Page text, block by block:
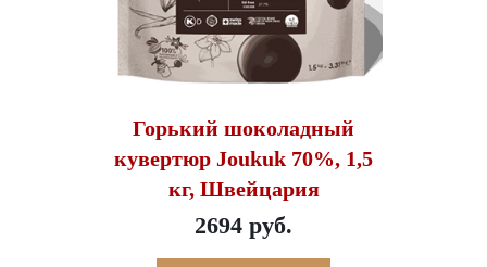
Горький шоколадный
кувертюр Joukuk 70%, 1,5
кг, Швейцария
2694 руб.